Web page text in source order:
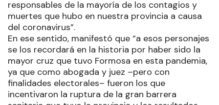
responsables de la mayoría de los contagios y
muertes que hubo en nuestra provincia a causa
del coronavirus”.
En ese sentido, manifestó que “a esos personajes
se los recordará en la historia por haber sido la
mayor cruz que tuvo Formosa en esta pandemia,
ya que como abogada y juez –pero con
finalidades electorales– fueron los que
incentivaron la ruptura de la gran barrera